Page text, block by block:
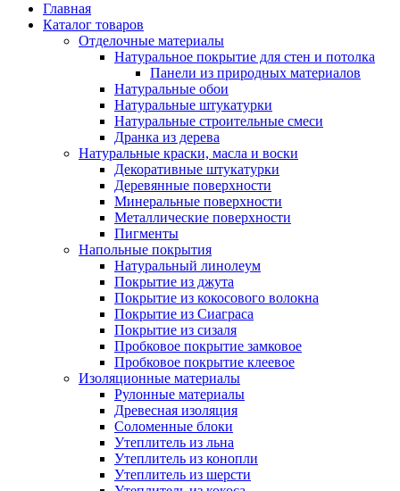
Главная
Каталог товаров
Отделочные материалы
Натуральное покрытие для стен и потолка
Панели из природных материалов
Натуральные обои
Натуральные штукатурки
Натуральные строительные смеси
Дранка из дерева
Натуральные краски, масла и воски
Декоративные штукатурки
Деревянные поверхности
Минеральные поверхности
Металлические поверхности
Пигменты
Напольные покрытия
Натуральный линолеум
Покрытие из джута
Покрытие из кокосового волокна
Покрытие из Сиаграса
Покрытие из сизаля
Пробковое покрытие замковое
Пробковое покрытие клеевое
Изоляционные материалы
Рулонные материалы
Древесная изоляция
Соломенные блоки
Утеплитель из льна
Утеплитель из конопли
Утеплитель из шерсти